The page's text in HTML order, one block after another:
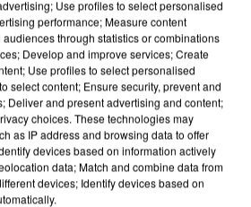
CANICULES, LES REFUGES
SONT...
Use profiles to select personalised
performance; Measure content
through statistics or combinations
Develop and improve services; Create
Use profiles to select personalised
select content; Ensure security, prevent and
Deliver and present advertising and content;
choices. These technologies may
as IP address and browsing data to offer
devices based on information actively
data; Match and combine data from
devices; Identify devices based on